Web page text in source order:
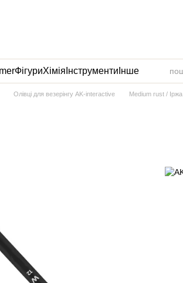
ФігуриХімія Інструменти Інше
Олівці для везерінгу AK-interactive Medium rust / Іржа